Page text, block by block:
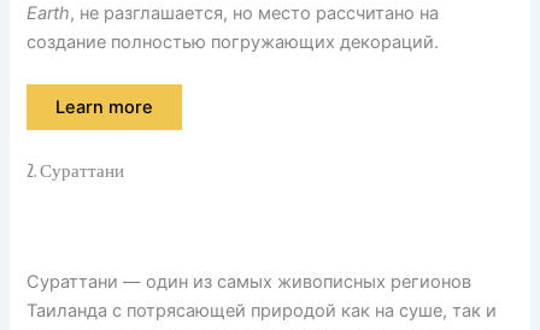
Earth, не разглашается, но место рассчитано на
создание полностью погружающих декораций.
Learn more
2. Сураттани
Сураттани — один из самых живописных регионов
Таиланда с потрясающей природой как на суше, так и